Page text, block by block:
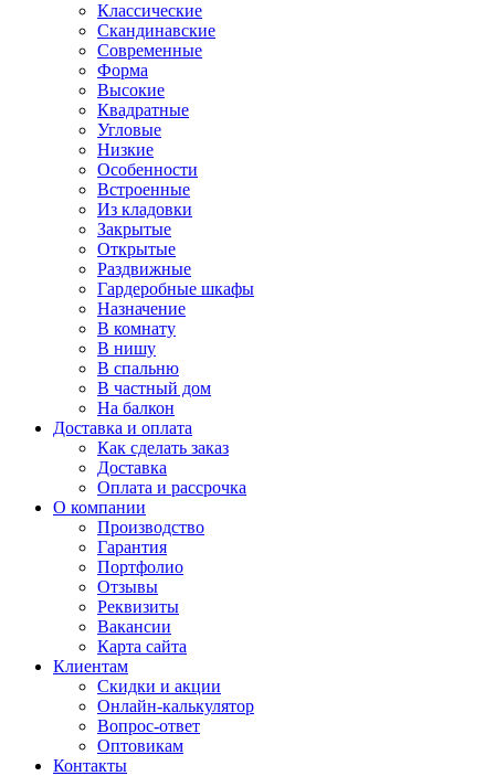
Классические
Скандинавские
Современные
Форма
Высокие
Квадратные
Угловые
Низкие
Особенности
Встроенные
Из кладовки
Закрытые
Открытые
Раздвижные
Гардеробные шкафы
Назначение
В комнату
В нишу
В спальню
В частный дом
На балкон
Доставка и оплата
Как сделать заказ
Доставка
Оплата и рассрочка
О компании
Производство
Гарантия
Портфолио
Отзывы
Реквизиты
Вакансии
Карта сайта
Клиентам
Скидки и акции
Онлайн-калькулятор
Вопрос-ответ
Оптовикам
Контакты